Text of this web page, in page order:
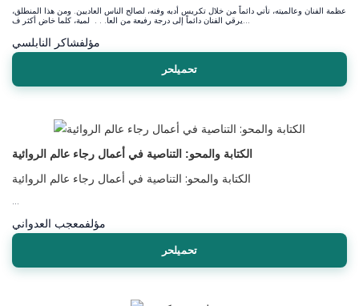
عظمة الفنان وعالميته، تأتي دائماً من خلال تكريس أدبه وفنه، لصالح الناس العاديين. ومن هذا المنطلق،
مؤلفشاكر النابلسي
تحميلحر
الكتابة والمحو: التناصية في أعمال رجاء عالم الروائية
الكتابة والمحو: التناصية في أعمال رجاء عالم الروائية
مؤلفمعجب العدواني
تحميلحر